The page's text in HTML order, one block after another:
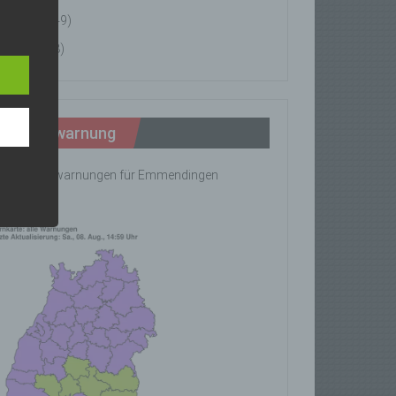
(49)
(8)
Wetterwarnung
Wetterwarnungen für Emmendingen